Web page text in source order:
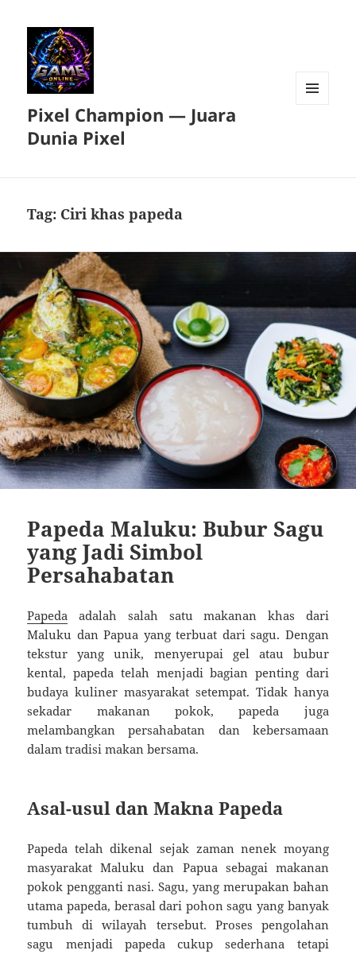
Pixel Champion — Juara
Dunia Pixel
Tag: Ciri khas papeda
Papeda Maluku: Bubur Sagu
yang Jadi Simbol
Persahabatan
Papeda adalah salah satu makanan khas dari
Maluku dan Papua yang terbuat dari sagu. Dengan
tekstur yang unik, menyerupai gel atau bubur
kental, papeda telah menjadi bagian penting dari
budaya kuliner masyarakat setempat. Tidak hanya
sekadar makanan pokok, papeda juga
melambangkan persahabatan dan kebersamaan
dalam tradisi makan bersama.
Asal-usul dan Makna Papeda
Papeda telah dikenal sejak zaman nenek moyang
masyarakat Maluku dan Papua sebagai makanan
pokok pengganti nasi. Sagu, yang merupakan bahan
utama papeda, berasal dari pohon sagu yang banyak
tumbuh di wilayah tersebut. Proses pengolahan
sagu menjadi papeda cukup sederhana tetapi